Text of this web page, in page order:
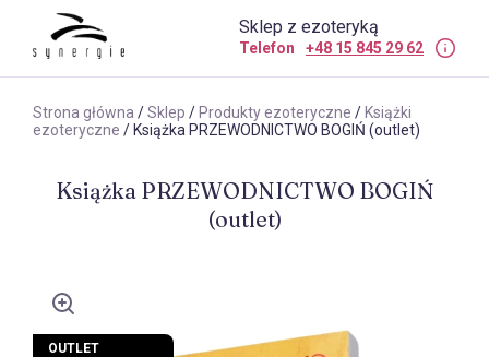
Sklep z ezoteryką
Telefon +48 15 845 29 62
Strona główna /Sklep / Produkty ezoteryczne / Książki
ezoteryczne / Książka PRZEWODNICTWO BOGIŃ (outlet)
Książka PRZEWODNICTWO BOGIŃ
(outlet)
OUTLET